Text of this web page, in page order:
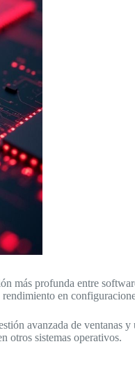
más profunda entre
en
avanzada de ventanas
otros sistemas operativos.